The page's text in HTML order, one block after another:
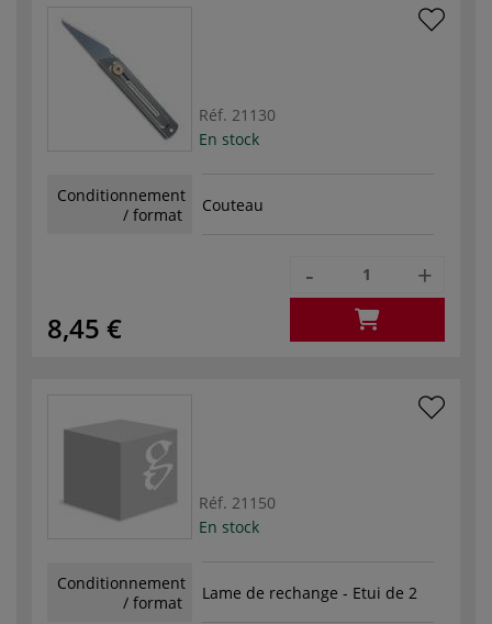
Réf. 21130
En stock
Conditionnement
/ format
Couteau
8,45 €
- +
Réf. 21150
En stock
Conditionnement
/ format
Lame de rechange - Etui de 2